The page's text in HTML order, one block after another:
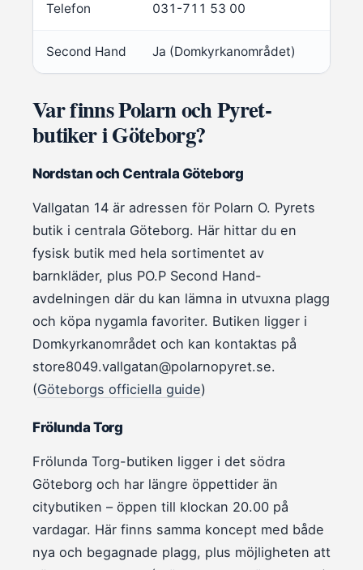
Telefon 031-711 53 00
Second Hand Ja (Domkyrkanområdet)
Var finns Polarn och Pyret-
butiker i Göteborg?
Nordstan och Centrala Göteborg
Vallgatan 14 är adressen för Polarn O. Pyrets
butik i centrala Göteborg. Här hittar du en
fysisk butik med hela sortimentet av
barnkläder, plus PO.P Second Hand-
avdelningen där du kan lämna in utvuxna plagg
och köpa nygamla favoriter. Butiken ligger i
Domkyrkanområdet och kan kontaktas på
store8049.vallgatan@polarnopyret.se.
(Göteborgs officiella guide)
Frölunda Torg
Frölunda Torg-butiken ligger i det södra
Göteborg och har längre öppettider än
citybutiken – öppen till klockan 20.00 på
vardagar. Här finns samma koncept med både
nya och begagnade plagg, plus möjligheten att